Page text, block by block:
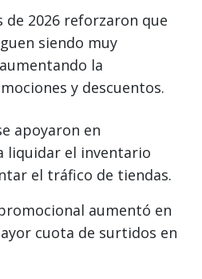
de 2026 reforzaron que
siendo muy
la
y descuentos.
apoyaron en
liquidar el inventario
el tráfico de tiendas.
aumentó en
cuota de surtidos en